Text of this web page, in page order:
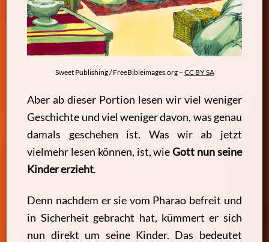
Sweet Publishing / FreeBibleimages.org – CC BY SA
Aber ab dieser Portion lesen wir viel weniger
Geschichte und viel weniger davon, was genau
damals geschehen ist. Was wir ab jetzt
vielmehr lesen können, ist, wieGott nun seine
Kinder erzieht.
Denn nachdem er sie vom Pharao befreit und
in Sicherheit gebracht hat, kümmert er sich
nun direkt um seine Kinder. Das bedeutet